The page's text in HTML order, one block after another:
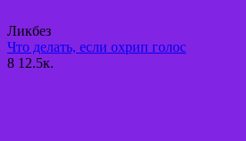
Ликбез
Что делать, если охрип голос
8 12.5к.